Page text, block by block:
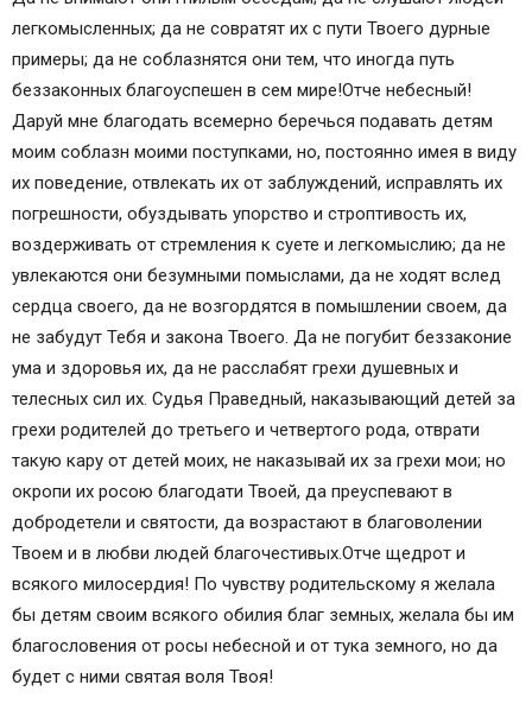
легкомысленных; да не совратят их с пути Твоего дурные
примеры; да не соблазнятся они тем, что иногда путь
беззаконных благоуспешен в сем мире!Отче небесный!
Даруй мне благодать всемерно беречься подавать детям
моим соблазн моими поступками, но, постоянно имея в виду
их поведение, отвлекать их от заблуждений, исправлять их
погрешности, обуздывать упорство и строптивость их,
воздерживать от стремления к суете и легкомыслию; да не
увлекаются они безумными помыслами, да не ходят вслед
сердца своего, да не возгордятся в помышлении своем, да
не забудут Тебя и закона Твоего. Да не погубит беззаконие
ума и здоровья их, да не расслабят грехи душевных и
телесных сил их. Судья Праведный, наказывающий детей за
грехи родителей до третьего и четвертого рода, отврати
такую кару от детей моих, не наказывай их за грехи мои; но
окропи их росою благодати Твоей, да преуспевают в
добродетели и святости, да возрастают в благоволении
Твоем и в любви людей благочестивых.Отче щедрот и
всякого милосердия! По чувству родительскому я желала
бы детям своим всякого обилия благ земных, желала бы им
благословения от росы небесной и от тука земного, но да
будет с ними святая воля Твоя!